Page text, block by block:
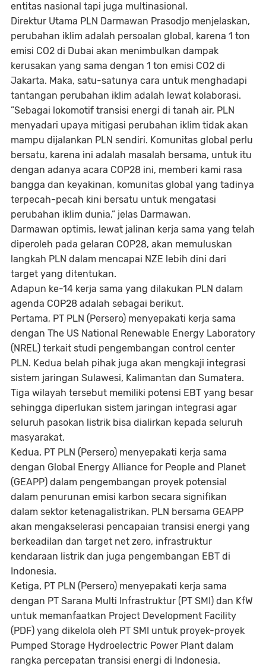
entitas nasional tapi juga multinasional.
Direktur Utama PLN Darmawan Prasodjo menjelaskan,
perubahan iklim adalah persoalan global, karena 1 ton
emisi CO2 di Dubai akan menimbulkan dampak
kerusakan yang sama dengan 1 ton emisi CO2 di
Jakarta. Maka, satu-satunya cara untuk menghadapi
tantangan perubahan iklim adalah lewat kolaborasi.
”Sebagai lokomotif transisi energi di tanah air, PLN
menyadari upaya mitigasi perubahan iklim tidak akan
mampu dijalankan PLN sendiri. Komunitas global perlu
bersatu, karena ini adalah masalah bersama, untuk itu
dengan adanya acara COP28 ini, memberi kami rasa
bangga dan keyakinan, komunitas global yang tadinya
terpecah-pecah kini bersatu untuk mengatasi
perubahan iklim dunia,” jelas Darmawan.
Darmawan optimis, lewat jalinan kerja sama yang telah
diperoleh pada gelaran COP28, akan memuluskan
langkah PLN dalam mencapai NZE lebih dini dari
target yang ditentukan.
Adapun ke-14 kerja sama yang dilakukan PLN dalam
agenda COP28 adalah sebagai berikut.
Pertama, PT PLN (Persero) menyepakati kerja sama
dengan The US National Renewable Energy Laboratory
(NREL) terkait studi pengembangan control center
PLN. Kedua belah pihak juga akan mengkaji integrasi
sistem jaringan Sulawesi, Kalimantan dan Sumatera.
Tiga wilayah tersebut memiliki potensi EBT yang besar
sehingga diperlukan sistem jaringan integrasi agar
seluruh pasokan listrik bisa dialirkan kepada seluruh
masyarakat.
Kedua, PT PLN (Persero) menyepakati kerja sama
dengan Global Energy Alliance for People and Planet
(GEAPP) dalam pengembangan proyek potensial
dalam penurunan emisi karbon secara signifikan
dalam sektor ketenagalistrikan. PLN bersama GEAPP
akan mengakselerasi pencapaian transisi energi yang
berkeadilan dan target net zero, infrastruktur
kendaraan listrik dan juga pengembangan EBT di
Indonesia.
Ketiga, PT PLN (Persero) menyepakati kerja sama
dengan PT Sarana Multi Infrastruktur (PT SMI) dan KfW
untuk memanfaatkan Project Development Facility
(PDF) yang dikelola oleh PT SMI untuk proyek-proyek
Pumped Storage Hydroelectric Power Plant dalam
rangka percepatan transisi energi di Indonesia.